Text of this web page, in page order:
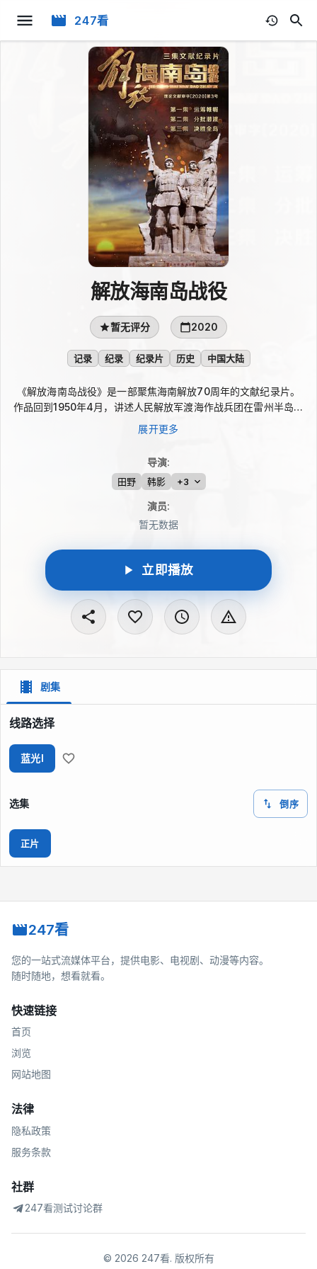
247看
解放海南岛战役
暂无评分 2020
记录 纪录 纪录片 历史 中国大陆
《解放海南岛战役》是一部聚焦海南解放70周年的文献纪录片。
作品回到1950年4月，讲述人民解放军渡海作战兵团在雷州半岛集
结、海训备战，凭借木帆船和部分机帆船强渡琼州海峡，与国民党
海空力量激战并完成登陆夺岛的过程。片中结合战地记者影像、历
接应及海南解放的历史细节。
展开更多
导演:
田野 韩影 +3
演员:
暂无数据
立即播放
剧集
线路选择
蓝光I
选集 倒序
正片
247看
您的一站式流媒体平台，提供电影、电视剧、动漫等内容。
随时随地，想看就看。
快速链接
首页
浏览
网站地图
法律
隐私政策
服务条款
社群
247看测试讨论群
© 2026 247看. 版权所有